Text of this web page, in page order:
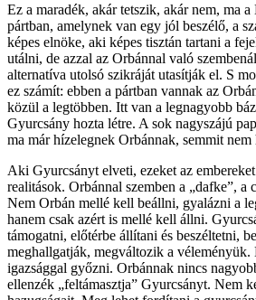
Ez a maradék, akár tetszik, akár nem, ma
pártban, amelynek van egy jól beszélő, a
képes elnöke, aki képes tisztán tartani a
utálni, de azzal az Orbánnal való
alternatíva utolsó szikráját utasítják el. S
ez számít: ebben a pártban vannak az
közül a legtöbben. Itt van a legnagyobb
Gyurcsány hozta létre. A sok nagyszájú
ma már hízelegnek Orbánnak, semmit nem
Aki Gyurcsányt elveti, ezeket az
realitások. Orbánnal szemben a „dafke”, a
Nem Orbán mellé kell beállni, gyalázni a
hanem csak azért is mellé kell állni.
támogatni, előtérbe állítani és beszéltetni,
meghallgatják, megváltozik a
igazsággal győzni. Orbánnak nincs
ellenzék „feltámasztja” Gyurcsányt. Nem